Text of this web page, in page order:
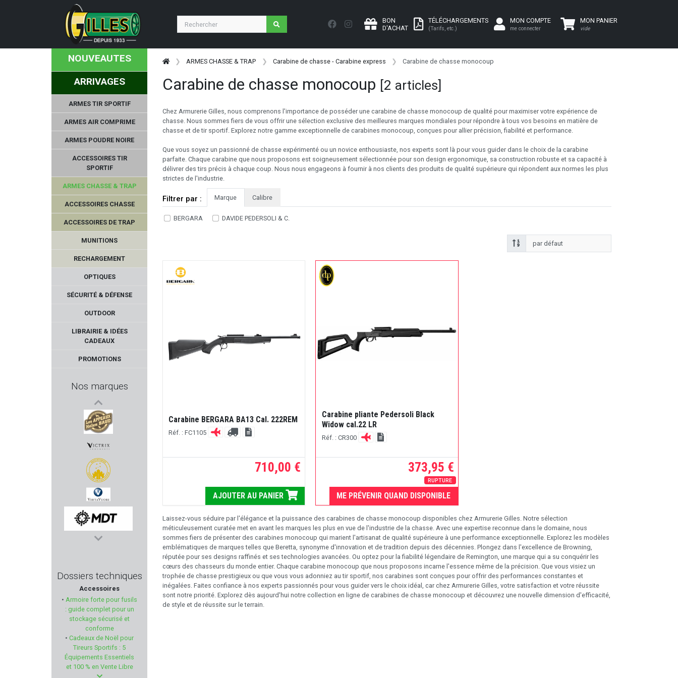
BON
D'ACHAT
TÉLÉCHARGEMENTS
(Tarifs, etc.)
MON COMPTE
me connecter
MON PANIER
vide
NOUVEAUTES
ARRIVAGES
ARMES TIR SPORTIF
ARMES AIR COMPRIME
ARMES POUDRE NOIRE
ACCESSOIRES TIR
SPORTIF
ARMES CHASSE & TRAP
ACCESSOIRES CHASSE
ACCESSOIRES DE TRAP
MUNITIONS
RECHARGEMENT
OPTIQUES
SÉCURITÉ & DÉFENSE
OUTDOOR
LIBRAIRIE & IDÉES
CADEAUX
PROMOTIONS
Nos marques
ASE UTRA
HELEN BAUD
VICTRIX
WATCHTOWER
VIHTA VUORI
MDT
COBALT KINETICS
TROY INDUSTRIES
MORAKNIV
TETRA GUN
Dossiers techniques
Accessoires
• Armoire forte pour fusils
: guide complet pour un
stockage sécurisé et
conforme
• Cadeaux de Noël pour
Tireurs Sportifs : 5
Équipements Essentiels
et 100 % en Vente Libre
ARMES CHASSE & TRAP Carabine de chasse - Carabine express Carabine de chasse monocoup
Carabine de chasse monocoup [2 articles]
Chez Armurerie Gilles, nous comprenons l'importance de posséder une carabine de chasse monocoup de qualité pour maximiser votre expérience de
chasse. Nous sommes fiers de vous offrir une sélection exclusive des meilleures marques mondiales pour répondre à tous vos besoins en matière de
chasse et de tir sportif. Explorez notre gamme exceptionnelle de carabines monocoup, conçues pour allier précision, fiabilité et performance.
Que vous soyez un passionné de chasse expérimenté ou un novice enthousiaste, nos experts sont là pour vous guider dans le choix de la carabine
parfaite. Chaque carabine que nous proposons est soigneusement sélectionnée pour son design ergonomique, sa construction robuste et sa capacité à
délivrer des tirs précis à chaque coup. Nous nous engageons à fournir à nos clients des produits de qualité supérieure qui répondent aux normes les plus
strictes de l'industrie.
Filtrer par : Marque Calibre
BERGARA DAVIDE PEDERSOLI & C.
Carabine BERGARA BA13 Cal. 222REM
Réf. : FC1105
710,00 €
AJOUTER AU PANIER
Carabine pliante Pedersoli Black
Widow cal.22 LR
Réf. : CR300
373,95 €
RUPTURE
ME PRÉVENIR QUAND DISPONIBLE
Laissez-vous séduire par l'élégance et la puissance des carabines de chasse monocoup disponibles chez Armurerie Gilles. Notre sélection
méticuleusement curatée met en avant les marques les plus en vue de l'industrie de la chasse. Avec une expertise reconnue dans le domaine, nous
sommes fiers de présenter des carabines monocoup qui marient l'artisanat de qualité supérieure à une performance exceptionnelle. Explorez les modèles
emblématiques de marques telles que Beretta, synonyme d'innovation et de tradition depuis des décennies. Plongez dans l'excellence de Browning,
réputée pour ses designs raffinés et ses technologies avancées. Ou optez pour la fiabilité légendaire de Remington, une marque qui a su conquérir les
cœurs des chasseurs du monde entier. Chaque carabine monocoup que nous proposons incarne l'essence même de la précision. Que vous visiez un
trophée de chasse prestigieux ou que vous vous adonniez au tir sportif, nos carabines sont conçues pour offrir des performances constantes et
inégalées. Faites confiance à nos experts passionnés pour vous guider vers le choix idéal, car chez Armurerie Gilles, votre satisfaction et votre réussite
sont notre priorité. Explorez dès aujourd'hui notre collection en ligne de carabines de chasse monocoup et découvrez une nouvelle dimension d'efficacité,
de style et de réussite sur le terrain.